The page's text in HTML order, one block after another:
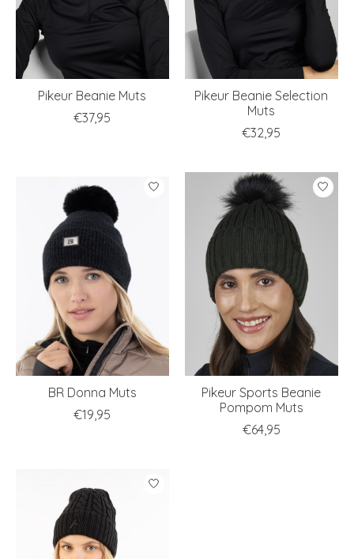
Pikeur Beanie Muts
€37,95
Pikeur Beanie Selection
Muts
€32,95
BR Donna Muts
€19,95
Pikeur Sports Beanie
Pompom Muts
€64,95